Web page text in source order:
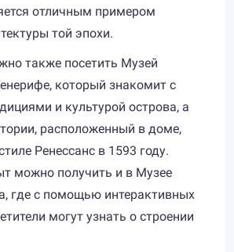
отличным примером
той эпохи.
также посетить Музей
который знакомит с
и культурой острова, а
расположенный в доме,
Ренессанс в 1593 году.
можно получить и в Музее
где с помощью интерактивных
могут узнать о строении